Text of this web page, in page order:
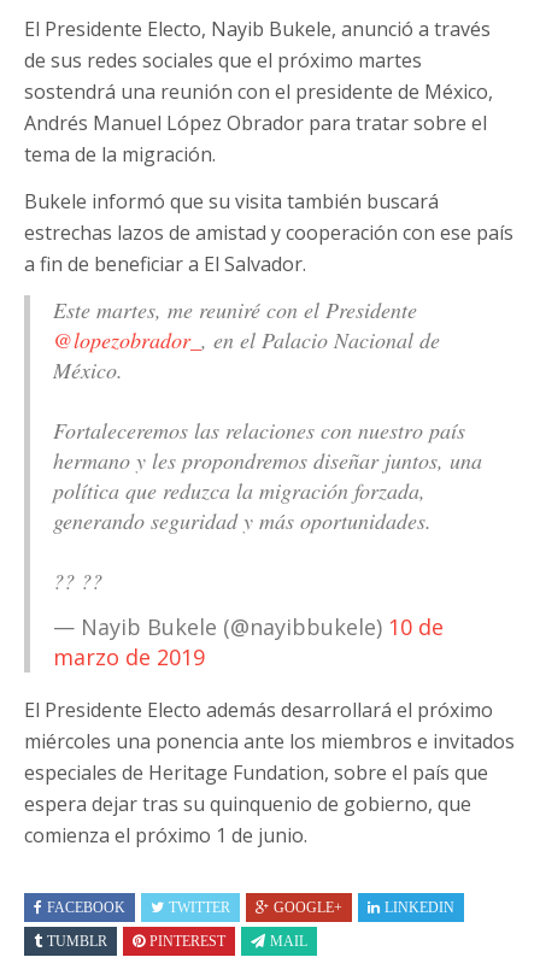
El Presidente Electo, Nayib Bukele, anunció a través
de sus redes sociales que el próximo martes
sostendrá una reunión con el presidente de México,
Andrés Manuel López Obrador para tratar sobre el
tema de la migración.
Bukele informó que su visita también buscará
estrechas lazos de amistad y cooperación con ese país
a fin de beneficiar a El Salvador.
Este martes, me reuniré con el Presidente
@lopezobrador_ , en el Palacio Nacional de
México.
Fortaleceremos las relaciones con nuestro país
hermano y les propondremos diseñar juntos, una
política que reduzca la migración forzada,
generando seguridad y más oportunidades.
?? ??
— Nayib Bukele (@nayibbukele) 10 de
marzo de 2019
El Presidente Electo además desarrollará el próximo
miércoles una ponencia ante los miembros e invitados
especiales de Heritage Fundation, sobre el país que
espera dejar tras su quinquenio de gobierno, que
comienza el próximo 1 de junio.
FACEBOOK TWITTER GOOGLE+
LINKEDIN
TUMBLR
PINTEREST MAIL